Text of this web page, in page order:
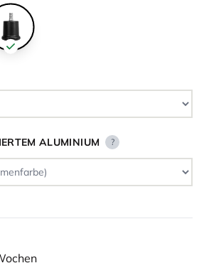
ALUMINIUM ?